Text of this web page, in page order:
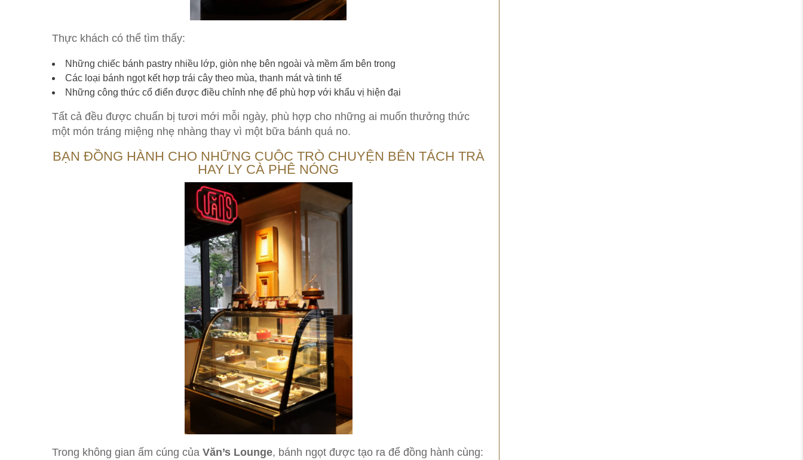
Thực khách có thể tìm thấy:
Những chiếc bánh pastry nhiều lớp, giòn nhẹ bên ngoài và mềm ẩm bên trong
Các loại bánh ngọt kết hợp trái cây theo mùa, thanh mát và tinh tế
Những công thức cổ điển được điều chỉnh nhẹ để phù hợp với khẩu vị hiện đại
Tất cả đều được chuẩn bị tươi mới mỗi ngày, phù hợp cho những ai muốn thưởng thức
một món tráng miệng nhẹ nhàng thay vì một bữa bánh quá no.
BẠN ĐỒNG HÀNH CHO NHỮNG CUỘC TRÒ CHUYỆN BÊN TÁCH TRÀ
HAY LY CÀ PHÊ NÓNG
Trong không gian ấm cúng của Văn’s Lounge, bánh ngọt được tạo ra để đồng hành cùng: